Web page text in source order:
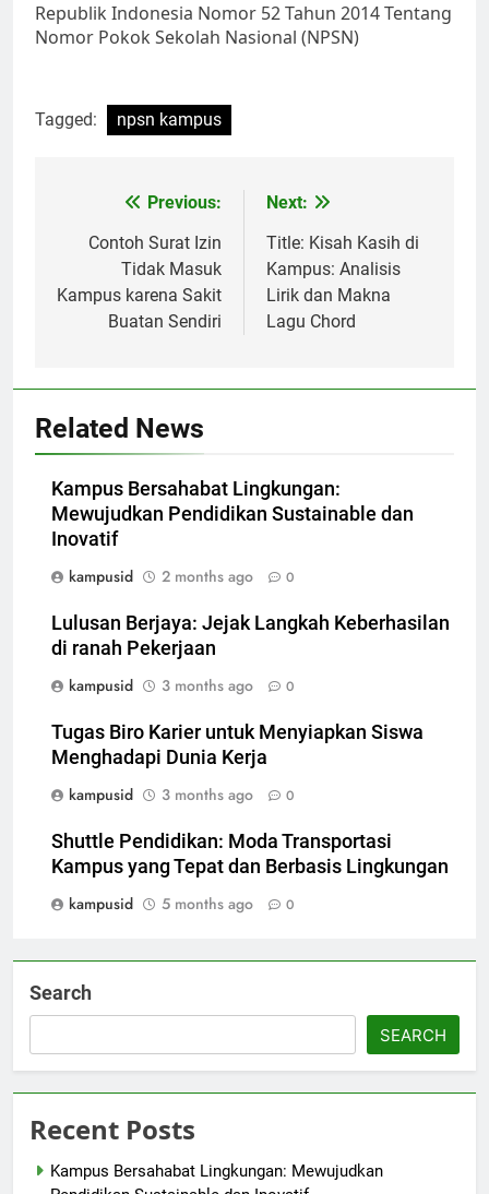
Republik Indonesia Nomor 52 Tahun 2014 Tentang
Nomor Pokok Sekolah Nasional (NPSN)
Tagged: npsn kampus
navigation
Previous:
Contoh Surat Izin
Tidak Masuk
Kampus karena Sakit
Buatan Sendiri
Next:
Title: Kisah Kasih di
Kampus: Analisis
Lirik dan Makna
Lagu Chord
Related News
Kampus Bersahabat Lingkungan:
Mewujudkan Pendidikan Sustainable dan
Inovatif
kampusid
2 months ago 0
Lulusan Berjaya: Jejak Langkah Keberhasilan
di ranah Pekerjaan
kampusid
3 months ago 0
Tugas Biro Karier untuk Menyiapkan Siswa
Menghadapi Dunia Kerja
kampusid
3 months ago 0
Shuttle Pendidikan: Moda Transportasi
Kampus yang Tepat dan Berbasis Lingkungan
kampusid
5 months ago 0
Search
SEARCH
Recent Posts
Kampus Bersahabat Lingkungan: Mewujudkan